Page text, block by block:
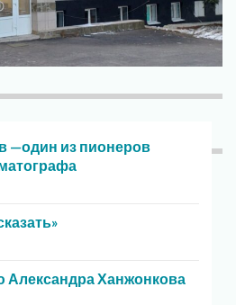
—один из пионеров
Александра Ханжонкова